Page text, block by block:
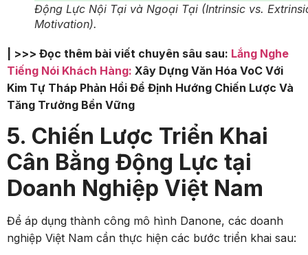
Động Lực Nội Tại và Ngoại Tại (Intrinsic vs.
Motivation).
| >>> Đọc thêm bài viết chuyên sâu sau: Lắng Nghe
Tiếng Nói Khách Hàng: Xây Dựng Văn Hóa VoC Với
Kim Tự Tháp Phản Hồi Để Định Hướng Chiến Lược Và
Tăng Trưởng Bền Vững
5. Chiến Lược Triển Khai
Cân Bằng Động Lực tại
Doanh Nghiệp Việt Nam
Để áp dụng thành công mô hình Danone, các doanh
nghiệp Việt Nam cần thực hiện các bước triển khai sau: